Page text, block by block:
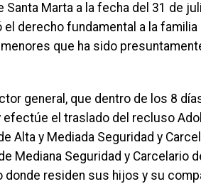
Marta a la fecha del 31 de
el derecho fundamental a la
que ha sido
general, que dentro de los 8
el traslado del recluso
Alta y Mediada Seguridad y
Mediana Seguridad y Carcelario
residen sus hijos y su